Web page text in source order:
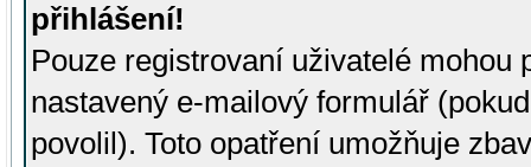
přihlášení!
Pouze registrovaní uživatelé mohou
nastavený e-mailový formulář
povolil). Toto opatření umožňuje